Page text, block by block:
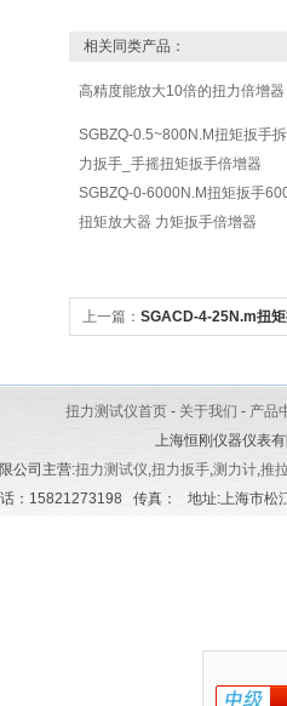
相关同类产品：
高精度能放大10倍的扭力倍增器
SGBZQ-0.5~800N.M扭矩扳手
力扳手_手摇扭矩扳手倍增器
SGBZQ-0-6000N.M扭矩扳手
扭矩放大器 力矩扳手倍增器
上一篇： SGACD-4-25N.m扭
扭力测试仪首页 - 关于我们 - 产品
上海恒刚仪器仪表
公司主营:扭力测试仪,扭力扳手,测力计,推
：15821273198 传真： 地址:上海市